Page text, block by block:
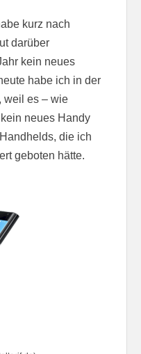
kurz nach
darüber
kein neues
habe ich in der
weil es – wie
neues Handy
die ich
geboten hätte.